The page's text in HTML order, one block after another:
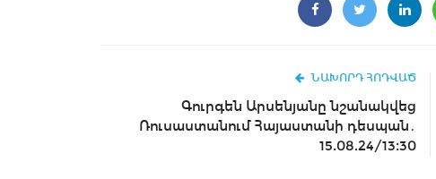
ՆԱԽՈՐԴ ՀՈԴՎԱԾ
Գուրգեն Արսենյանը նշանակվեց
Ռուսաստանում Հայաստանի դեսպան․
15.08.24/13։30